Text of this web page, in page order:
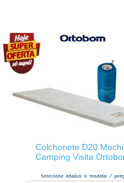
Colchonete D20
Camping Visita